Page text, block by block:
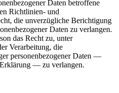
Daten betroffene
Richtlinien- und
die unverzügliche Berichtigung
Daten zu verlangen.
das Recht zu, unter
Verarbeitung, die
personenbezogener Daten —
— zu verlangen.